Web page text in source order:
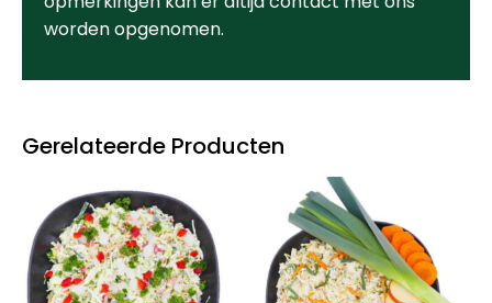
Gerelateerde Producten
worden opgenomen.